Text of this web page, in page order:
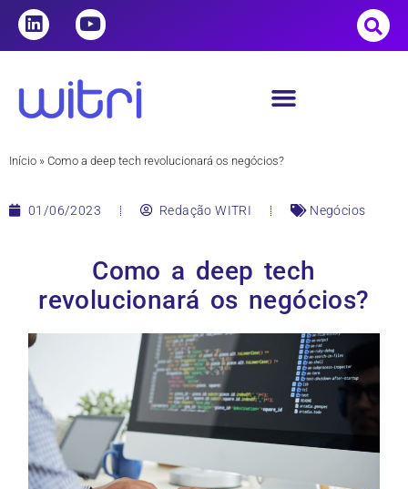
Início » Como a deep tech revolucionará os negócios?
01/06/2023 Redação WITRI Negócios
Como a deep tech
revolucionará os negócios?